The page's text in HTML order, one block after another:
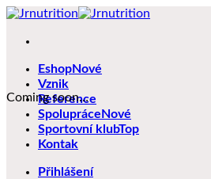
Přeskočit
obsah
Eshop
Vznik
Reference
Spolupráce
Sportovní klub
Kontak
Přihlášení
Coming soon…